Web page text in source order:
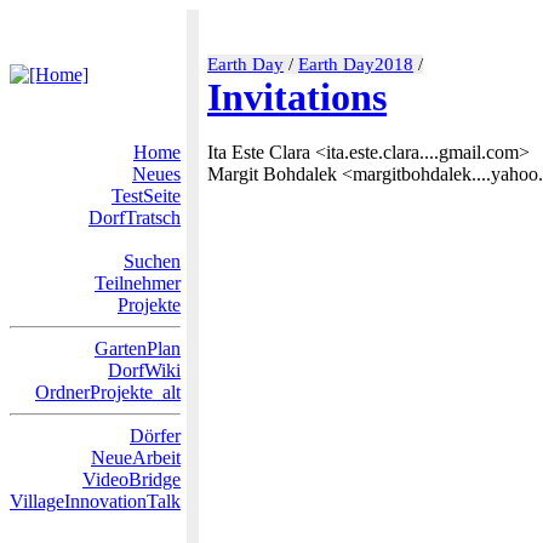
Earth Day / Earth Day2018 /
Invitations
Home
Neues
TestSeite
DorfTratsch
Suchen
Teilnehmer
Projekte
GartenPlan
DorfWiki
OrdnerProjekte_alt
Dörfer
NeueArbeit
VideoBridge
VillageInnovationTalk
Ita Este Clara <ita.este.clara....gmail.com>
Margit Bohdalek